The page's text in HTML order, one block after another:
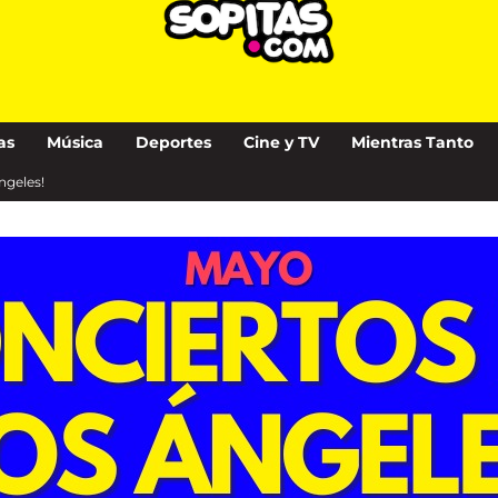
Música Deportes Cine y TV Mientras Tanto